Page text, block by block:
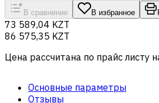
В сравнение В избранное
73 589,04 KZT
86 575,35 KZT
Цена рассчитана по прайс листу
Основные параметры
Отзывы